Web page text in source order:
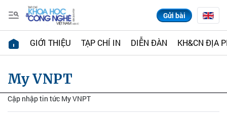
Gửi bài
GIỚI THIỆU TẠP CHÍ IN DIỄN ĐÀN KH&CN ĐỊA
My VNPT
Cập nhập tin tức My VNPT